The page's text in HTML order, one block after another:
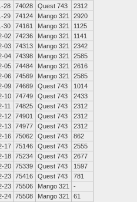
28
74028 Quest 743
2312
29
74124 Mango 321
2920
30
74161 Mango 321
1125
02 74236 Mango 321
1141
03 74313 Mango 321
2342
04 74398 Mango 321
2585
05 74484 Mango 321
2616
06 74569 Mango 321
2585
09 74669 Quest 743
1014
10 74749 Quest 743
2433
11
74825 Quest 743
2312
12 74901 Quest 743
2312
13 74977 Quest 743
2312
16 75062 Quest 743
862
17 75146 Quest 743
2555
18 75234 Quest 743
2677
20 75339 Quest 743
1597
23 75416 Quest 743
781
23 75506 Mango 321
-
24 75508 Mango 321
61